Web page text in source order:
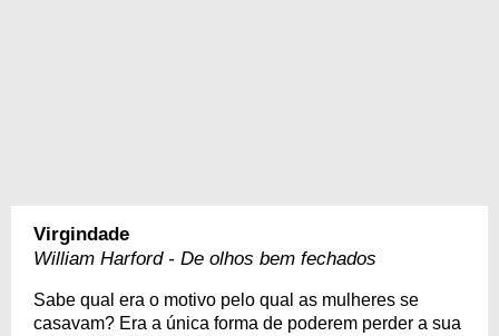
Virgindade
William Harford - De olhos bem fechados
Sabe qual era o motivo pelo qual as mulheres se
casavam? Era a única forma de poderem perder a sua